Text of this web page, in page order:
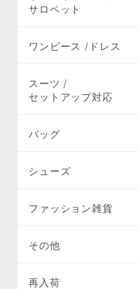
サロペット
ワンピース /ドレス
スーツ /
セットアップ対応
バッグ
シューズ
ファッション雑貨
その他
再入荷